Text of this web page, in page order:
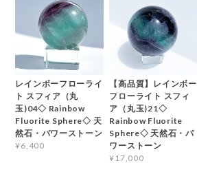
レインボーフローライ
ト スフィア（丸
玉)04◇ Rainbow
Fluorite Sphere◇ 天
然石・パワーストーン
¥6,400
【高品質】レインボー
フローライト スフィ
ア（丸玉)21◇
Rainbow Fluorite
Sphere◇ 天然石・パ
ワーストーン
¥17,000